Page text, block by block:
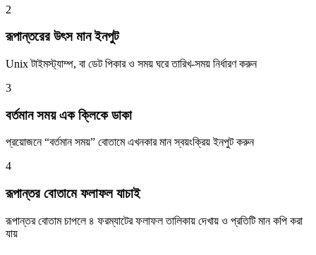
2
রূপান্তরের উৎস মান ইনপুট
Unix টাইমস্ট্যাম্প, বা ডেট পিকার ও সময় ঘরে তারিখ-সময় নির্ধারণ করুন
3
বর্তমান সময় এক ক্লিকে ডাকা
প্রয়োজনে “বর্তমান সময়” বোতামে এখনকার মান স্বয়ংক্রিয় ইনপুট করুন
4
রূপান্তর বোতামে ফলাফল যাচাই
রূপান্তর বোতাম চাপলে ৪ ফরম্যাটের ফলাফল তালিকায় দেখায় ও প্রতিটি মান কপি করা
যায়